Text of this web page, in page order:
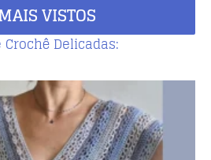
VISTOS
Delicadas: